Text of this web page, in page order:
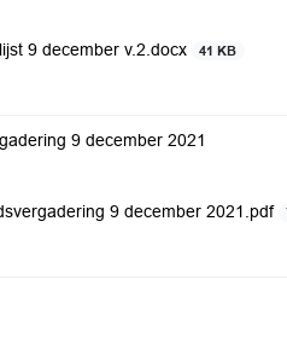
9 december v.2.docx
41 KB
9 december 2021
9 december 2021.pdf